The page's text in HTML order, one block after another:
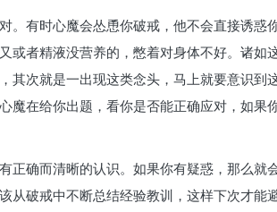
有时心魔会怂恿你破戒，他不会直接诱惑
者精液没营养的，憋着对身体不好。诸如
次就是一出现这类念头，马上就要意识到
在给你出题，看你是否能正确应对，如果
确而清晰的认识。如果你有疑惑，那么就
破戒中不断总结经验教训，这样下次才能